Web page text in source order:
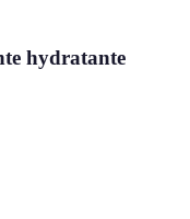
hydratante